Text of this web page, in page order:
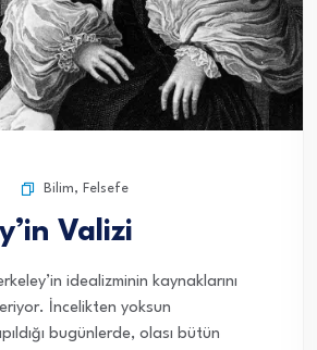
Bilim, Felsefe
Valizi
idealizminin kaynaklarını
İncelikten yoksun
bugünlerde, olası bütün